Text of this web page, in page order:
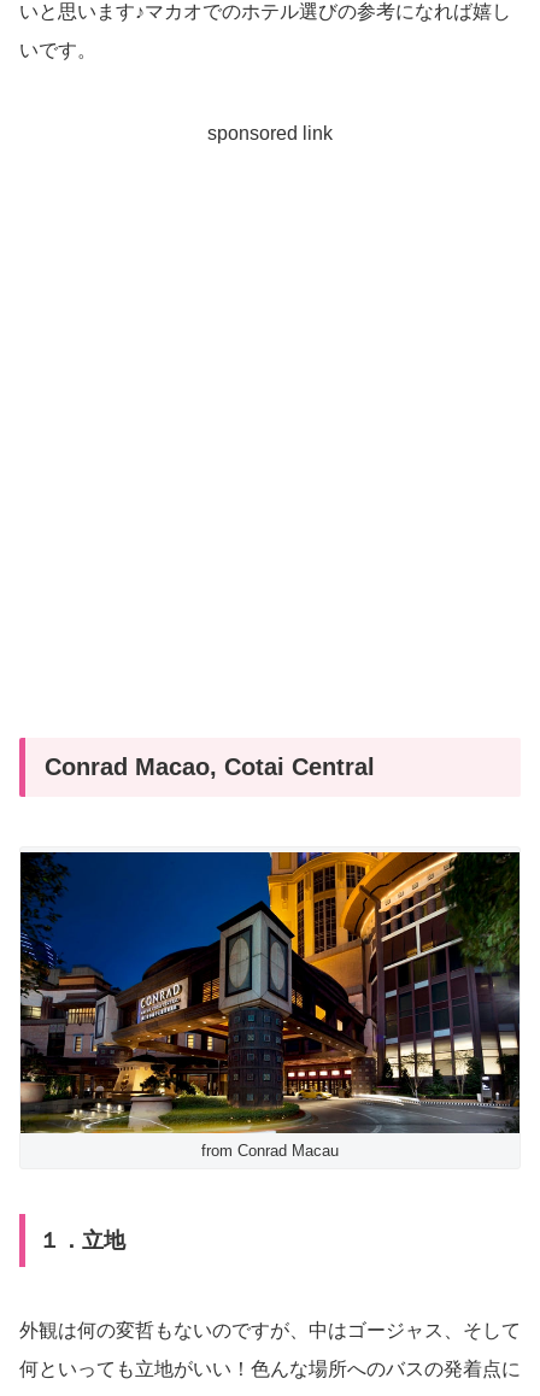
いと思います♪マカオでのホテル選びの参考になれば嬉し
いです。
sponsored link
Conrad Macao, Cotai Central
from Conrad Macau
１．立地
外観は何の変哲もないのですが、中はゴージャス、そして
何といっても立地がいい！色んな場所へのバスの発着点に